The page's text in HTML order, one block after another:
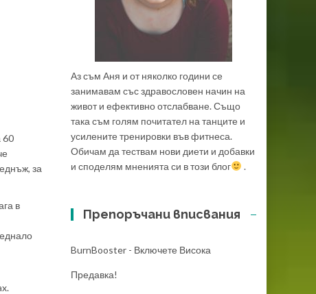
60
за
в
Аз съм Аня и от няколко години се
занимавам със здравословен начин на
живот и ефективно отслабване. Също
така съм голям почитател на танците и
усилените тренировки във фитнеса.
Обичам да тествам нови диети и добавки
и споделям мненията си в този блог
.
Препоръчани вписвания
BurnBooster - Включете Висока
Предавка!